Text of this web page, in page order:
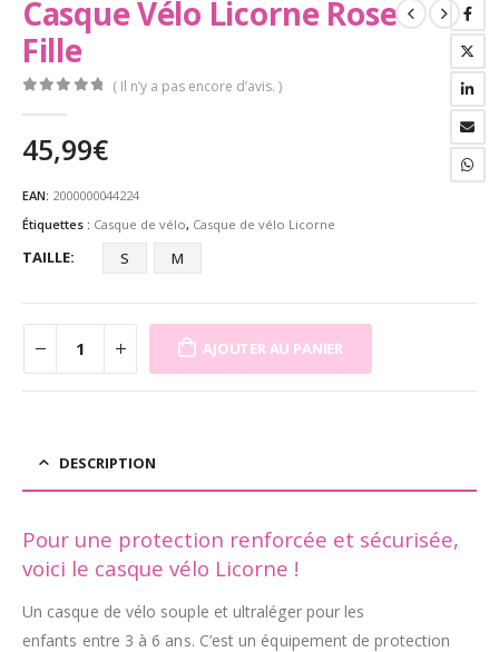
Casque Vélo Licorne Rose
Fille
( Il n’y a pas encore d’avis. )
45,99€
EAN: 2000000044224
Étiquettes : Casque de vélo, Casque de vélo Licorne
TAILLE S M
AJOUTER AU PANIER
DESCRIPTION
Pour une protection renforcée et sécurisée,
voici le casque vélo Licorne !
Un casque de vélo souple et ultraléger pour les
enfants entre 3 à 6 ans. C’est un équipement de protection